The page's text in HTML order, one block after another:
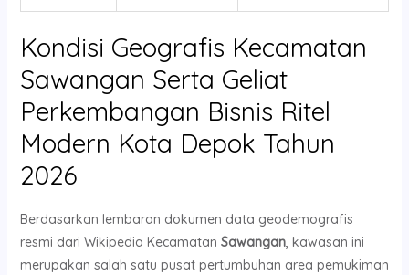
Kondisi Geografis Kecamatan
Sawangan Serta Geliat
Perkembangan Bisnis Ritel
Modern Kota Depok Tahun
2026
Berdasarkan lembaran dokumen data geodemografis
resmi dari Wikipedia Kecamatan Sawangan, kawasan ini
merupakan salah satu pusat pertumbuhan area pemukiman